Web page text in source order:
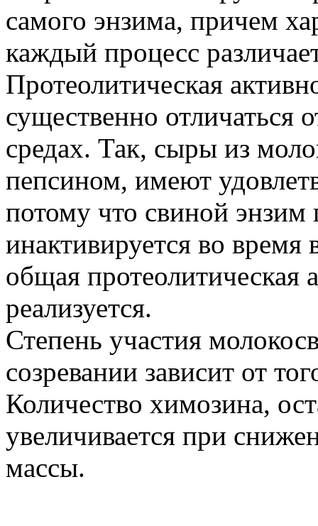
самого энзима, причем
каждый процесс
Протеолитическая
существенно отличаться
средах. Так, сыры из
пепсином, имеют
потому что свиной
инактивируется во
общая протеолитическая
реализуется.
Степень участия
созревании зависит от
Количество химозина,
увеличивается при
массы.